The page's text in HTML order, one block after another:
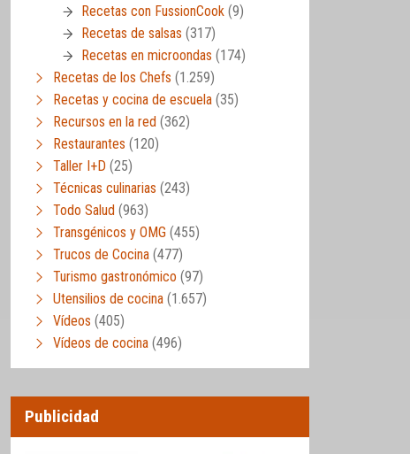
Recetas con FussionCook (9)
Recetas de salsas (317)
Recetas en microondas (174)
Recetas de los Chefs (1.259)
Recetas y cocina de escuela (35)
Recursos en la red (362)
Restaurantes (120)
Taller I+D (25)
Técnicas culinarias (243)
Todo Salud (963)
Transgénicos y OMG (455)
Trucos de Cocina (477)
Turismo gastronómico (97)
Utensilios de cocina (1.657)
Vídeos (405)
Vídeos de cocina (496)
Publicidad